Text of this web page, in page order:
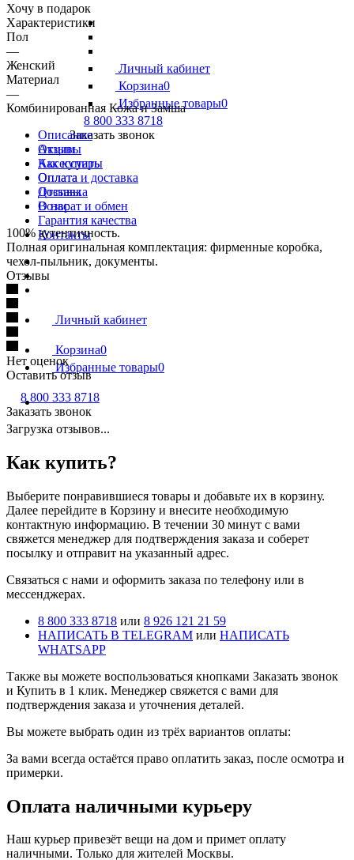
Личный кабинет
Корзина0
Избранные товары0
8 800 333 8718
Заказать звонок
Акции
Аксессуары
Оплата и доставка
Отзывы
О нас
Гарантия качества
Контакты
Личный кабинет
Корзина0
Избранные товары0
8 800 333 8718
Заказать звонок
Хочу в подарок
Характеристики
Пол
—
Женский
Материал
—
Комбинированная Кожа и Замша
Описание
Отзывы
Как купить
Оплата
Доставка
Возврат и обмен
100% аутентичность.
Полная оригинальная комплектация: фирменные коробка,
чехол-пыльник, документы.
Отзывы
Нет оценок
Оставить отзыв
Загрузка отзывов...
Как купить?
Выберите понравившиеся товары и добавьте их в корзину.
Далее перейдите в Корзину и внесите необходимую
контактную информацию. В течении 30 минут с вами
свяжется менеджер для подтверждения заказа и соберет
посылку и отправит на указанный адрес.
Cвязаться с нами и оформить заказа по телефону или в
мессенджерах.
8 800 333 8718 или 8 926 121 21 59
НАПИСАТЬ В TELEGRAM или НАПИСАТЬ
WHATSAPP
Также вы можете воспользоваться кнопками Заказать звонок
и Купить в 1 клик. Менеджер свяжется с вами для
подтверждения заказа и уточнения деталей.
Вы можете выбрать один из трёх вариантов оплаты:
За вами всегда остаётся право оплатить заказ, после осмотра и
примерки.
Оплата наличными курьеру
Наш курьер привезёт вещи на дом и примет оплату
наличными. Только для жителей Москвы.